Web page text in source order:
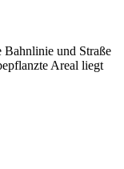
Bahnlinie und Straße
Areal liegt